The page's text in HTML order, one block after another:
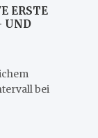
ERSTE
UND
bei